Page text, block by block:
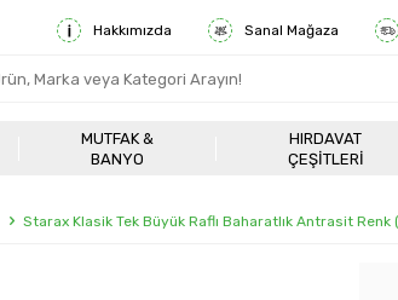
Hakkımızda Sanal Mağaza
MUTFAK &
BANYO
HIRDAVAT
ÇEŞITLERI
Starax Klasik Tek Büyük Raflı Baharatlık Antrasit